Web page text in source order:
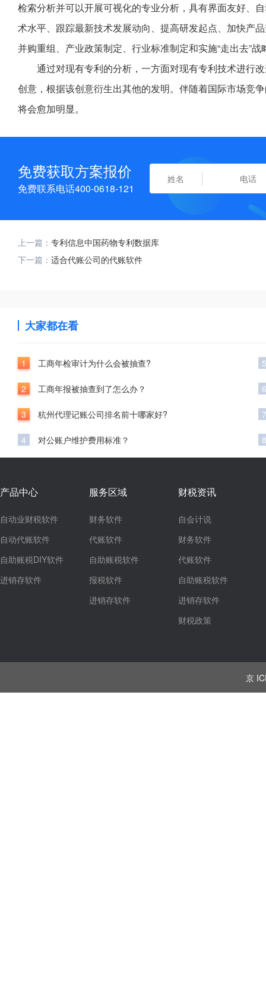
检索分析并可以开展可视化的专业分析，具有界面友好、
术水平、跟踪最新技术发展动向、提高研发起点、加快产
并购重组、产业政策制定、行业标准制定和实施“走出去”
通过对现有专利的分析，一方面对现有专利技术进行
创意，根据该创意衍生出其他的发明。伴随着国际市场竞
将会愈加明显。
免费获取方案报价
免费联系电话400-0618-121
上一篇： 专利信息中国药物专利数据库
下一篇： 适合代账公司的代账软件
大家都在看
1 工商年检审计为什么会被抽查?
2 工商年报被抽查到了怎么办？
3 杭州代理记账公司排名前十哪家好?
4 对公账户维护费用标准？
5
6
7
8
产品中心
自动业财税软件
自动代账软件
自助账税DIY软件
进销存软件
服务区域
财务软件
代账软件
自助账税软件
报税软件
进销存软件
财税资讯
自会计说
财务软件
代账软件
自助账税软件
进销存软件
财税政策
京